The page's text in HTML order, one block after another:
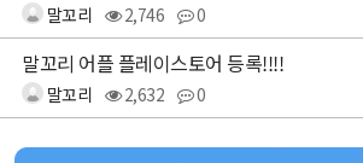
말꼬리 2,746 0
말꼬리 어플 플레이스토어 등록!!!!
말꼬리 2,632 0